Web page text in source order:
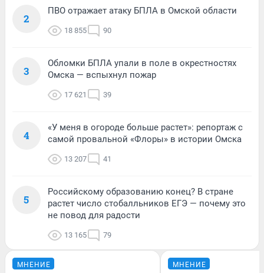
2
ПВО отражает атаку БПЛА в Омской области
18 855 90
3
Обломки БПЛА упали в поле в окрестностях
Омска — вспыхнул пожар
17 621 39
4
«У меня в огороде больше растет»: репортаж с
самой провальной «Флоры» в истории Омска
13 207 41
5
Российскому образованию конец? В стране
растет число стобалльников ЕГЭ — почему это
не повод для радости
13 165 79
МНЕНИЕ МНЕНИЕ